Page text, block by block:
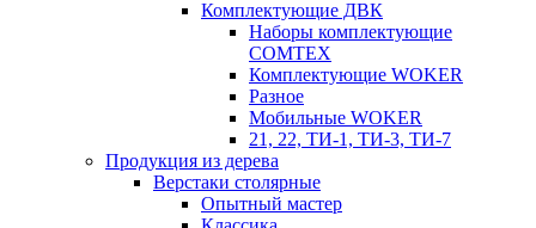
Комплектующие ДВК
Наборы комплектующие
COMTEX
Комплектующие WOKER
Разное
Мобильные WOKER
21, 22, ТИ-1, ТИ-3, ТИ-7
Продукция из дерева
Верстаки столярные
Опытный мастер